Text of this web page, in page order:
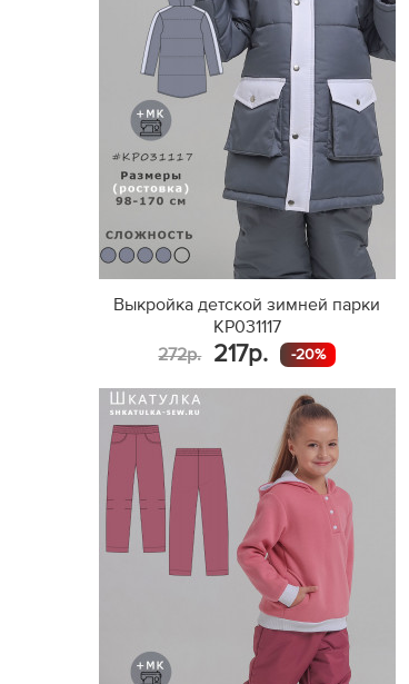
Выкройка детской зимней парки
KP031117
272р.
217р. -20%